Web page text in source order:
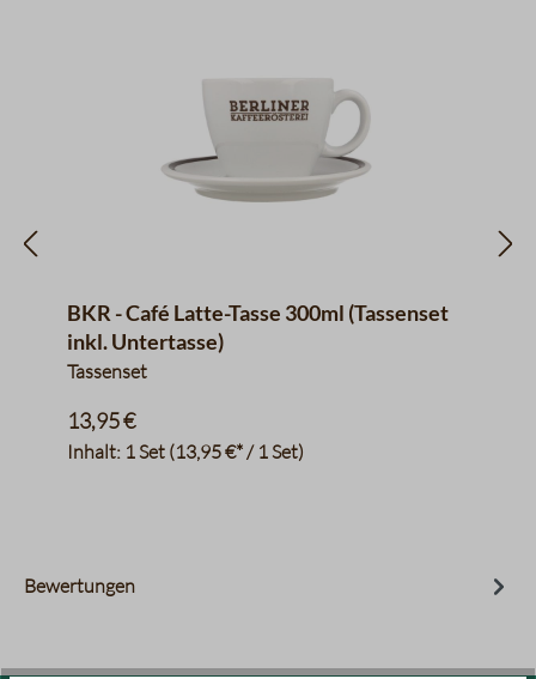
BKR - Café Latte-Tasse 300ml (Tassenset
inkl. Untertasse)
Tassenset
Inhalt: 1 Set (13,95 €* / 1 Set)
13,95 €
Bewertungen